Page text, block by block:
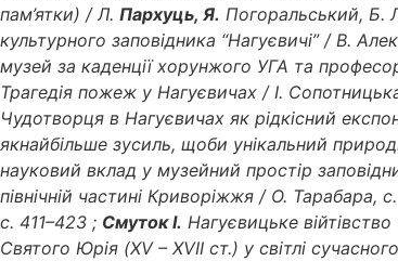
пам’ятки) / Л. Пархуць, Я. Погоральський, Б.
культурного заповідника “Нагуєвичі” / В.
музей за каденції хорунжого УГА та
Трагедія пожеж у Нагуєвичах / І.
Чудотворця в Нагуєвичах як рідкісний
якнайбільше зусиль, щоби унікальний
науковий вклад у музейний простір
північній частині Криворіжжя / О. Тарабара,
с. 411–423 ; Смуток І. Нагуєвицьке
Святого Юрія (XV – XVII ст.) у світлі